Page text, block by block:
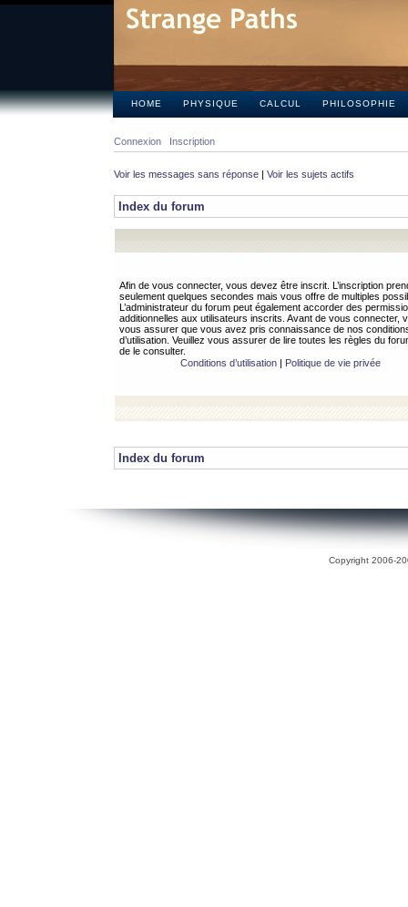
HOME PHYSIQUE CALCUL PHILOSOPHIE
Connexion Inscription
Voir les messages sans réponse | Voir les sujets actifs
Index du forum
Afin de vous connecter, vous devez être inscrit. L’inscription
seulement quelques secondes mais vous offre de multiples
L’administrateur du forum peut également accorder des
additionnelles aux utilisateurs inscrits. Avant de vous connecter,
vous assurer que vous avez pris connaissance de nos
d’utilisation. Veuillez vous assurer de lire toutes les règles du
de le consulter.
Conditions d’utilisation| Politique de vie privée
Index du forum
Copyright 2006-